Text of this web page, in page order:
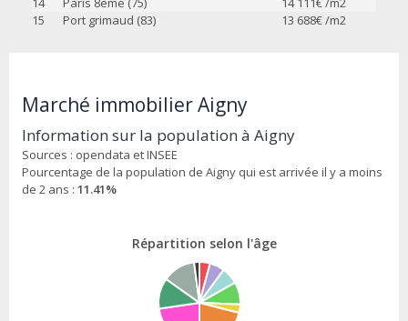
15
Port grimaud (83) 13 688€ /m2
Marché immobilier Aigny
Information sur la population à Aigny
Sources : opendata et INSEE
Pourcentage de la population de Aigny qui est arrivée il y a moins
de 2 ans : 11.41%
Répartition selon l'âge